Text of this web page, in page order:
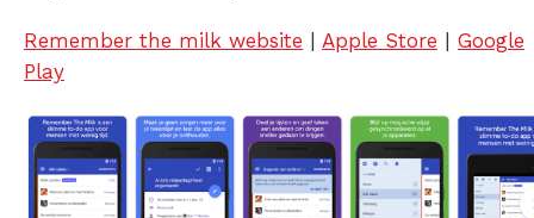
Remember the milk website Apple Store
Google
Play